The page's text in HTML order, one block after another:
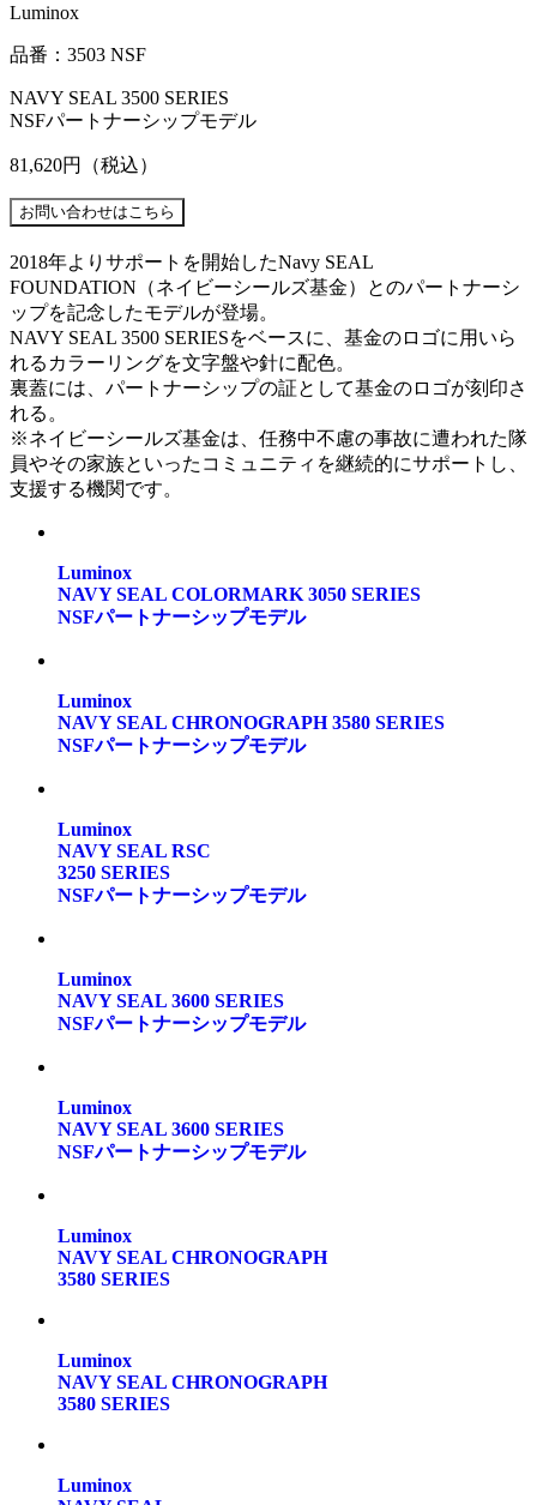
Luminox
品番：3503 NSF
NAVY SEAL 3500 SERIES
NSFパートナーシップモデル
81,620円 （税込）
2018年よりサポートを開始したNavy SEAL
FOUNDATION（ネイビーシールズ基金）とのパートナーシ
ップを記念したモデルが登場。
NAVY SEAL 3500 SERIESをベースに、基金のロゴに用いら
れるカラーリングを文字盤や針に配色。
裏蓋には、パートナーシップの証として基金のロゴが刻印さ
れる。
※ネイビーシールズ基金は、任務中不慮の事故に遭われた隊
員やその家族といったコミュニティを継続的にサポートし、
支援する機関です。
Luminox
NAVY SEAL COLORMARK 3050 SERIES
NSFパートナーシップモデル
Luminox
NAVY SEAL CHRONOGRAPH 3580 SERIES
NSFパートナーシップモデル
Luminox
NAVY SEAL RSC
3250 SERIES
NSFパートナーシップモデル
Luminox
NAVY SEAL 3600 SERIES
NSFパートナーシップモデル
Luminox
NAVY SEAL 3600 SERIES
NSFパートナーシップモデル
Luminox
NAVY SEAL CHRONOGRAPH
3580 SERIES
Luminox
NAVY SEAL CHRONOGRAPH
3580 SERIES
Luminox